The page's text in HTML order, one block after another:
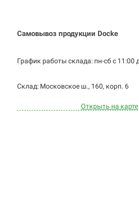
Самовывоз продукции Docke
График работы склада: пн-сб с 11:00
Cклад: Московское ш., 160, корп. 6
Открыть на карте